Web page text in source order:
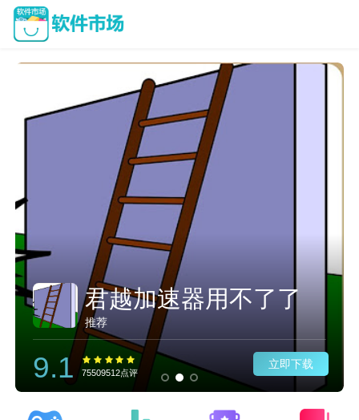
君越加速器用不了了
推荐
9.1 75509512点评
立即下载